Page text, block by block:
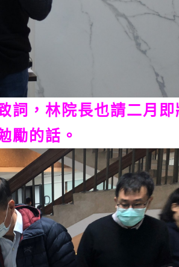
詞，林院長也請二月即
勵的話。